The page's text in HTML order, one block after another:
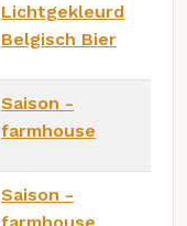
Lichtgekleurd
Belgisch Bier
Saison -
farmhouse
Saison -